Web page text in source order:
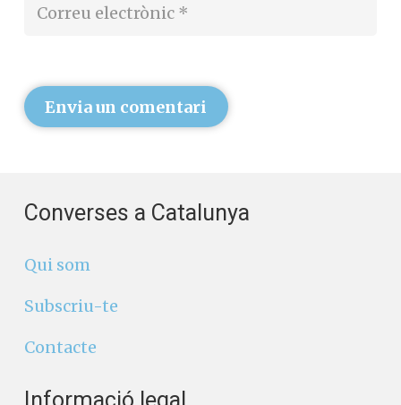
Envia un comentari
Converses a Catalunya
Qui som
Subscriu-te
Contacte